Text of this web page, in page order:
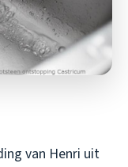
van Henri uit